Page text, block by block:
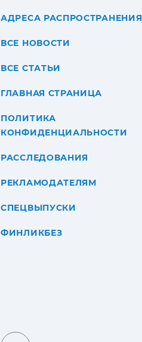
АДРЕСА РАСПРОСТРАНЕНИЯ
ВСЕ НОВОСТИ
ВСЕ СТАТЬИ
ГЛАВНАЯ СТРАНИЦА
ПОЛИТИКА
КОНФИДЕНЦИАЛЬНОСТИ
РАССЛЕДОВАНИЯ
РЕКЛАМОДАТЕЛЯМ
СПЕЦВЫПУСКИ
ФИНЛИКБЕЗ